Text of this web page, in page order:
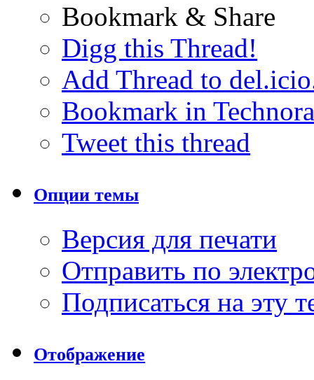
Bookmark & Share
Digg this Thread!
Add Thread to
Bookmark in
Tweet this thread
Опции темы
Версия для печати
Отправить по
Подписаться на эту
Отображение